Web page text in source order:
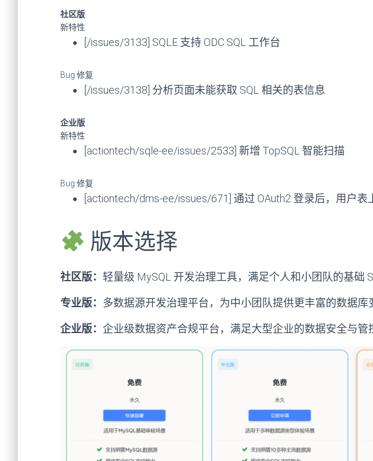
社区版
新特性
[/issues/3133] SQLE 支持 ODC SQL 工作台
Bug 修复
[/issues/3138] 分析页面未能获取 SQL 相关的表信息
企业版
新特性
[actiontech/sqle-ee/issues/2533] 新增 TopSQL 智能扫描
Bug 修复
[actiontech/dms-ee/issues/671] 通过 OAuth2 登录后，用户
版本选择
社区版： 轻量级 MySQL 开发治理工具，满足个人和小团队的基础
专业版： 多数据源开发治理平台，为中小团队提供更丰富的数据库
企业版： 企业级数据资产合规平台，满足大型企业的数据安全与管